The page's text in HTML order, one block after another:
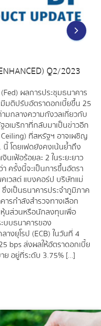
Q2/2023
ผลการประชุมธนาคาร
มติปรับอัตราดอกเบี้ยขึ้น 25
มกลางความกังวลเกี่ยวกับ
เมริกาที่กลับมาเป็นข่าวอีก
ที่สหรัฐฯ อาจเผชิญ
โดยเฟดยังคงเน้นย้ำถึง
เฟ้อร้อยละ 2 ในระยะยาว
ครั้งนี้จะเป็นการขึ้นอัตรา
เวสต์ แบงคอร์ป บริษัทแม่
งเป็นธนาคารประจำภูมิภาค
รกำลังสำรวจทางเลือก
นส่วนหรือนักลงทุนเพื่อ
บบธนาคารของ
างยุโรป (ECB) ในวันที่ 4
bps ส่งผลให้อัตราดอกเบี้ย
ย อยู่ที่ระดับ 3.75% […]